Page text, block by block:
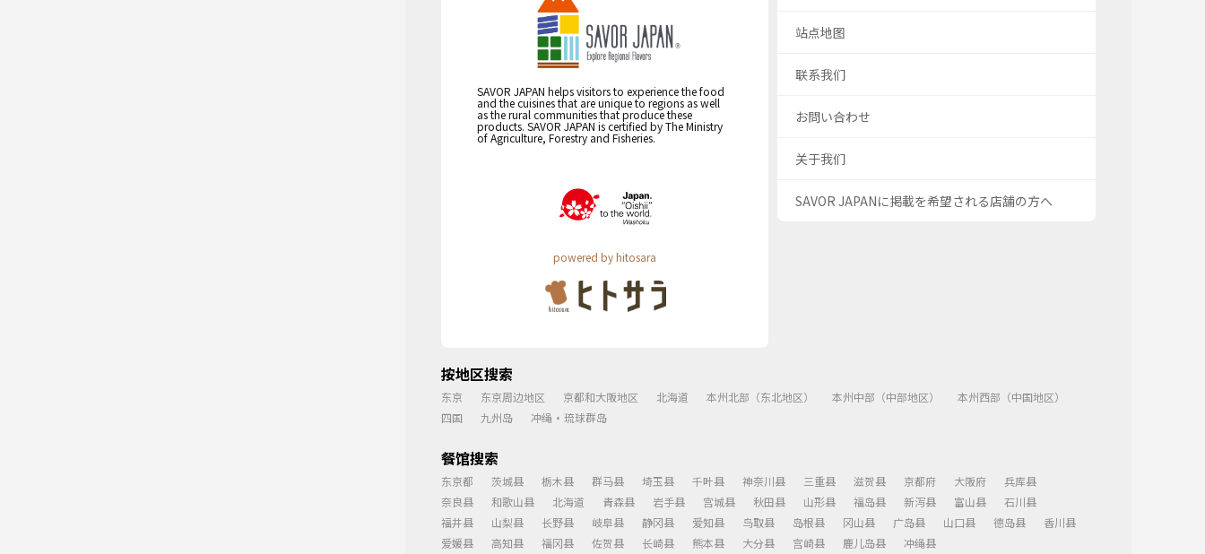
SAVOR JAPAN helps visitors to experience the food
and the cuisines that are unique to regions as well
as the rural communities that produce these
products. SAVOR JAPAN is certified by The Ministry
of Agriculture, Forestry and Fisheries.
powered by hitosara
站点地图
联系我们
お問い合わせ
关于我们
SAVOR JAPANに掲載を希望される店舗の方へ
按地区搜索
东京 东京周边地区 京都和大阪地区 北海道 本州北部（东北地区） 本州中部（中部地区）
本州西部（中国地区）
四国
九州岛 冲绳・琉球群岛
餐馆搜索
东京都 茨城县 栃木县 群马县 埼玉县 千叶县 神奈川县 三重县 滋贺县 京都府 大阪府
兵库县
奈良县
和歌山县 北海道 青森县 岩手县 宫城县 秋田县 山形县 福岛县 新泻县 富山县
石川县
福井县
山梨县 长野县 岐阜县 静冈县 爱知县 鸟取县 岛根县 冈山县 广岛县 山口县 德岛县
香川县
爱媛县
高知县 福冈县 佐贺县 长崎县 熊本县 大分县 宫崎县 鹿儿岛县 冲绳县